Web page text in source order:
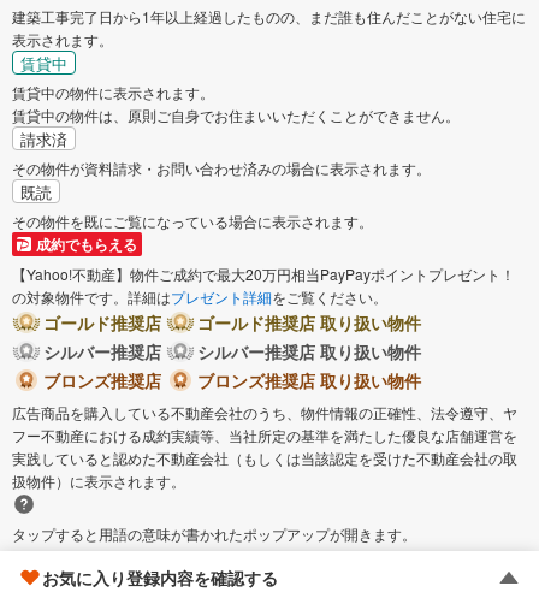
建築工事完了日から1年以上経過したものの、まだ誰も住んだことがない住宅に
表示されます。
賃貸中
賃貸中の物件に表示されます。
賃貸中の物件は、原則ご自身でお住まいいただくことができません。
請求済
その物件が資料請求・お問い合わせ済みの場合に表示されます。
既読
その物件を既にご覧になっている場合に表示されます。
成約でもらえる
【Yahoo!不動産】物件ご成約で最大20万円相当PayPayポイントプレゼント！
の対象物件です。詳細はプレゼント詳細をご覧ください。
ゴールド推奨店
ゴールド推奨店 取り扱い物件
シルバー推奨店
シルバー推奨店 取り扱い物件
ブロンズ推奨店
ブロンズ推奨店 取り扱い物件
広告商品を購入している不動産会社のうち、物件情報の正確性、法令遵守、ヤ
フー不動産における成約実績等、当社所定の基準を満たした優良な店舗運営を
実践していると認めた不動産会社（もしくは当該認定を受けた不動産会社の取
扱物件）に表示されます。
タップすると用語の意味が書かれたポップアップが開きます。
お気に入り登録内容を確認する